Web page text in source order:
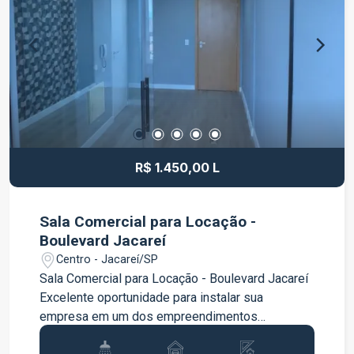
Localizado no bairro Jardim Flórida, o
apartamento está próximo a supermercados,
escolas, farmácias, comércios em geral e ponto
de ônibus, além de oferecer fácil acesso às
principais vias da cidade, proporcionando mais
praticidade no dia a dia. Ideal para quem deseja
morar em uma região tranquila, com excelente
infraestrutura e tudo o que é necessário por
agende sua visita. Venha conhecer este
R$ 1.450,00 L
Sala Comercial para Locação -
Boulevard Jacareí
Centro - Jacareí/SP
Sala Comercial para Locação - Boulevard Jacareí
Excelente oportunidade para instalar sua
empresa em um dos empreendimentos
comerciais mais bem localizados de Jacareí. A